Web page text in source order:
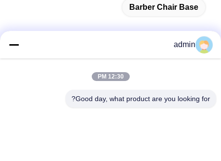
Barber Chair Base
admin
12:30 PM
Good day, what product are you looking for?